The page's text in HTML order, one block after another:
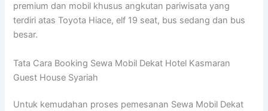
premium dan mobil khusus angkutan pariwisata yang
terdiri atas Toyota Hiace, elf 19 seat, bus sedang dan bus
besar.
Tata Cara Booking Sewa Mobil Dekat Hotel Kasmaran
Guest House Syariah
Untuk kemudahan proses pemesanan Sewa Mobil Dekat